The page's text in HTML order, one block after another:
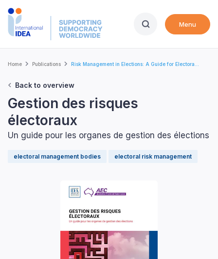
Skip
Menu
Breadcrumb
Home Publications Risk Management in Elections: A Guide for Electora...
Back to overview
Gestion des risques
électoraux
Un guide pour les organes de gestion des élections
electoral management bodies electoral risk management